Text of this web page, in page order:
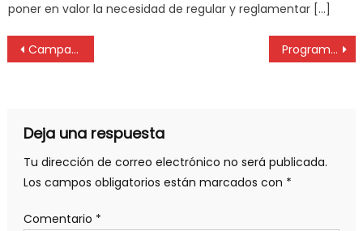
poner en valor la necesidad de regular y reglamentar […]
Campaña de donación de ropa de abrigo Programa 119 de Comunidad Profesional, una cita con el conocimiento
Deja una respuesta
Tu dirección de correo electrónico no será publicada.
Los campos obligatorios están marcados con *
Comentario *